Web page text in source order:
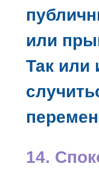
или
Так или
14.